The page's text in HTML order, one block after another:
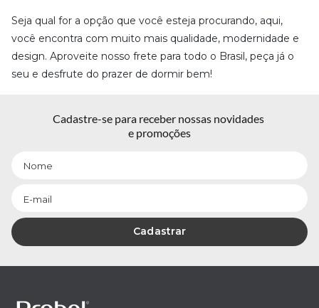
Seja qual for a opção que você esteja procurando, aqui,
você encontra com muito mais qualidade, modernidade e
design. Aproveite nosso frete para todo o Brasil, peça já o
seu e desfrute do prazer de dormir bem!
Cadastre-se para receber nossas novidades
e promoções
Cadastrar